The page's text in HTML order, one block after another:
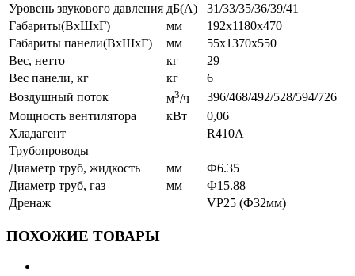
Уровень звукового давления дБ(А)
31/33/35/36/39/41
Габариты(ВxШxГ)
мм
192x1180x470
Габариты панели(ВxШxГ)
мм
55x1370x550
Вес, нетто
кг
29
Вес панели, кг
кг
6
Воздушный поток
м3/ч
396/468/492/528/594/726
Мощность вентилятора
кВт
0,06
Хладагент
R410A
Трубопроводы
Диаметр труб, жидкость
мм
Ф6.35
Диаметр труб, газ
мм
Ф15.88
Дренаж
VP25 (Ф32мм)
ПОХОЖИЕ ТОВАРЫ